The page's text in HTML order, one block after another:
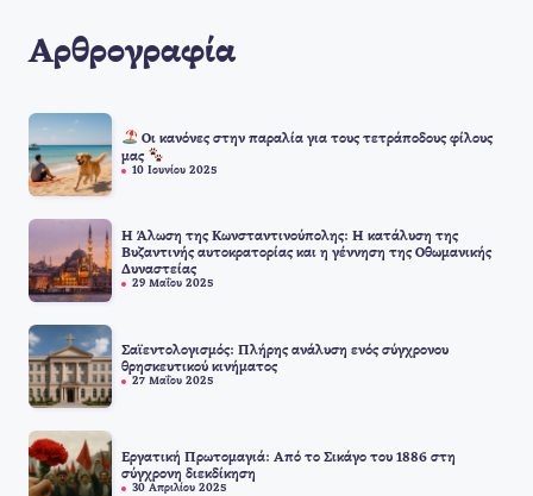
Αρθρογραφία
Οι κανόνες στην παραλία για τους τετράποδους φίλους
μας
10 Ιουνίου 2025
Η Άλωση της Κωνσταντινούπολης: Η κατάλυση της
Βυζαντινής αυτοκρατορίας και η γέννηση της Οθωμανικής
Δυναστείας
29 Μαΐου 2025
Σαϊεντολογισμός: Πλήρης ανάλυση ενός σύγχρονου
θρησκευτικού κινήματος
27 Μαΐου 2025
Εργατική Πρωτομαγιά: Από το Σικάγο του 1886 στη
σύγχρονη διεκδίκηση
30 Απριλίου 2025